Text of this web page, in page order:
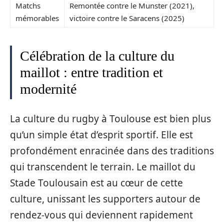
Matchs
mémorables
Remontée contre le Munster (2021),
victoire contre le Saracens (2025)
Célébration de la culture du
maillot : entre tradition et
modernité
La culture du rugby à Toulouse est bien plus
qu’un simple état d’esprit sportif. Elle est
profondément enracinée dans des traditions
qui transcendent le terrain. Le maillot du
Stade Toulousain est au cœur de cette
culture, unissant les supporters autour de
rendez-vous qui deviennent rapidement